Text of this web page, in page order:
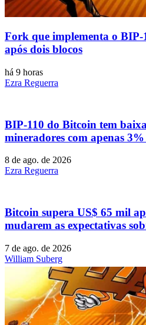
Fork que implementa o
após dois blocos
há 9 horas
Ezra Reguerra
BIP-110 do Bitcoin tem
mineradores com apenas
8 de ago. de 2026
Ezra Reguerra
Bitcoin supera US$ 65 mil
mudarem as expectativas
7 de ago. de 2026
William Suberg